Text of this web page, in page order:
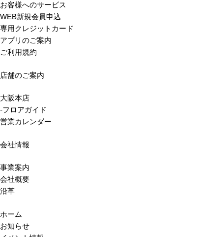
お客様へのサービス
WEB新規会員申込
専用クレジットカード
アプリのご案内
ご利用規約
店舗のご案内
大阪本店
-フロアガイド
営業カレンダー
会社情報
事業案内
会社概要
沿革
ホーム
お知らせ